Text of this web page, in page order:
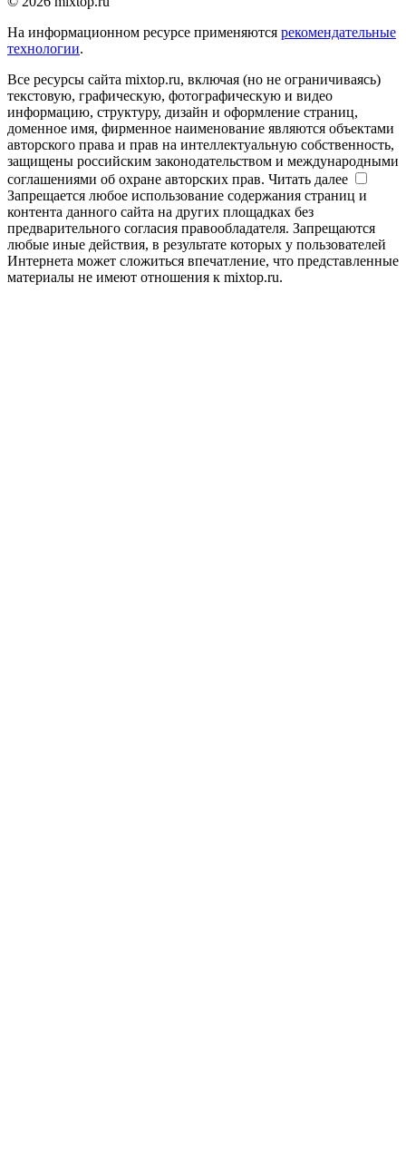
На информационном ресурсе применяются рекомендательные
технологии.
Все ресурсы сайта mixtop.ru, включая (но не ограничиваясь)
текстовую, графическую, фотографическую и видео
информацию, структуру, дизайн и оформление страниц,
доменное имя, фирменное наименование являются объектами
авторского права и прав на интеллектуальную собственность,
защищены российским законодательством и международными
соглашениями об охране авторских прав. Читать далее
Запрещается любое использование содержания страниц и
контента данного сайта на других площадках без
предварительного согласия правообладателя. Запрещаются
любые иные действия, в результате которых у пользователей
Интернета может сложиться впечатление, что представленные
материалы не имеют отношения к mixtop.ru.